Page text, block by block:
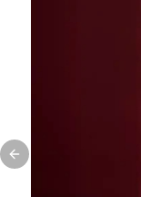
Previous slide